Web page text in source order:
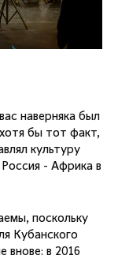
наверняка был
бы тот факт,
культуру
- Африка в
поскольку
Кубанского
внове: в 2016